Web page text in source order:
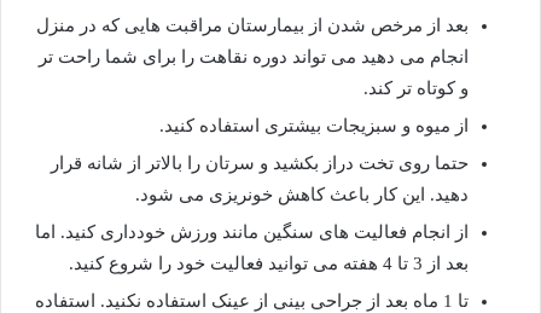
بعد از مرخص شدن از بیمارستان مراقبت هایی که در منزل
انجام می دهید می تواند دوره نقاهت را برای شما راحت تر
و کوتاه تر کند.
از میوه و سبزیجات بیشتری استفاده کنید.
حتما روی تخت دراز بکشید و سرتان را بالاتر از شانه قرار
دهید. این کار باعث کاهش خونریزی می شود.
از انجام فعالیت های سنگین مانند ورزش خودداری کنید. اما
بعد از 3 تا 4 هفته می توانید فعالیت خود را شروع کنید.
تا 1 ماه بعد از جراحی بینی از عینک استفاده نکنید. استفاده